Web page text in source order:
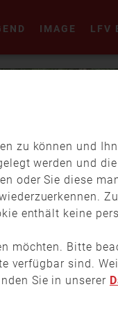
IMAGE LFV
zu können und
werden und
oder Sie diese
enthält keine
möchten. Bitte
sind.
Sie in unserer